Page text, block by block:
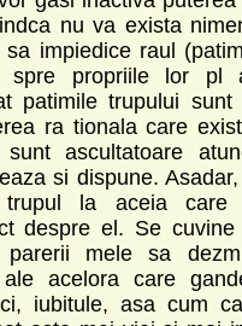
nu va exista
sa impiedice raul
spre propriile lor pl
patimile trupului sunt
ra tionala care
ascultatoare
si dispune.
trupul la aceia
despre el. Se
parerii mele sa
acelora care
iubitule, asa cum